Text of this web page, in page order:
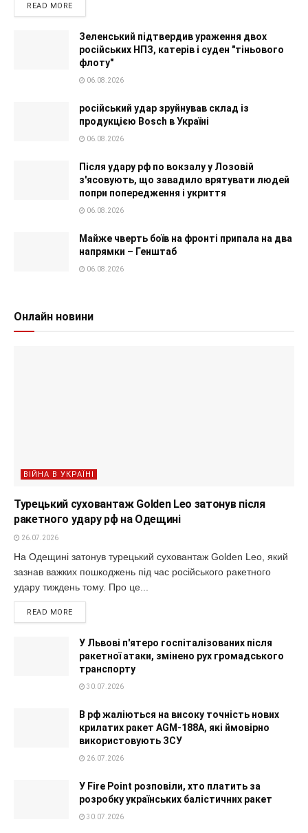
READ MORE
Зеленський підтвердив ураження двох
російських НПЗ, катерів і суден "тіньового
флоту"
06.08.2026
російський удар зруйнував склад із
продукцією Bosch в Україні
06.08.2026
Після удару рф по вокзалу у Лозовій
з'ясовують, що завадило врятувати людей
попри попередження і укриття
06.08.2026
Майже чверть боїв на фронті припала на два
напрямки – Генштаб
06.08.2026
Онлайн новини
ВІЙНА В УКРАЇНІ
Турецький суховантаж Golden Leo затонув після
ракетного удару рф на Одещині
26.07.2026
На Одещині затонув турецький суховантаж Golden Leo, який
зазнав важких пошкоджень під час російського ракетного
удару тиждень тому. Про це...
READ MORE
У Львові п'ятеро госпіталізованих після
ракетної атаки, змінено рух громадського
транспорту
30.07.2026
В рф жаліються на високу точність нових
крилатих ракет AGM-188A, які ймовірно
використовують ЗСУ
26.07.2026
У Fire Point розповіли, хто платить за
розробку українських балістичних ракет
30.07.2026